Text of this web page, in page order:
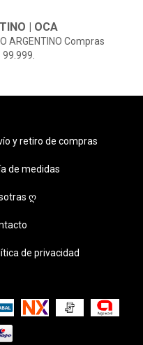
| OCA
ARGENTINO Compras
y retiro de compras
de medidas
ღ
de privacidad